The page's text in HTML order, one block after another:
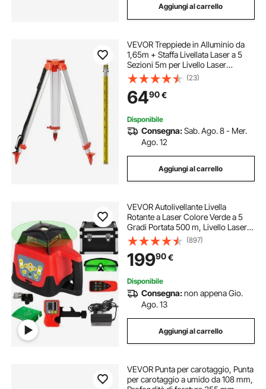
Aggiungi al carrello
VEVOR Treppiede in Alluminio da
1,65m + Staffa Livellata Laser a 5
Sezioni 5m per Livello Laser
Rotante, Dispositivi di Misurazione
Laser Bastone da 5m di Lunghezza
e Laser Rotante per Treppiede
(23)
6490€
Disponibile
Consegna:Sab. Ago. 8 - Mer.
Ago. 12
Aggiungi al carrello
VEVOR Autolivellante Livella
Rotante a Laser Colore Verde a 5
Gradi Portata 500 m, Livello Laser
IP54 Resistenza all'Acqua, Livello
Laser Impermeabile -20ºC - 45ºC,
Laser Rotante 161 × 161 × 184mm
(897)
19990€
Disponibile
Consegna:non appena Gio.
Ago. 13
Aggiungi al carrello
VEVOR Punta per carotaggio, Punta
per carotaggio a umido da 108 mm,